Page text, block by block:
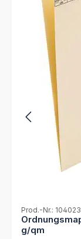
Prod.-Nr.: 104023
g/qm